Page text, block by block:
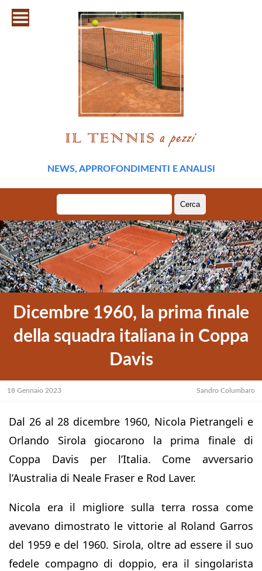
NEWS, APPROFONDIMENTI E ANALISI
per:
Dicembre 1960, la prima finale
della squadra italiana in Coppa
Davis
18 Gennaio 2023 Sandro Columbaro
Dal 26 al 28 dicembre 1960, Nicola Pietrangeli e
Orlando Sirola giocarono la prima finale di
Coppa Davis per l’Italia. Come avversario
l’Australia di Neale Fraser e Rod Laver.
Nicola era il migliore sulla terra rossa come
avevano dimostrato le vittorie al Roland Garros
del 1959 e del 1960. Sirola, oltre ad essere il suo
fedele compagno di doppio, era il singolarista